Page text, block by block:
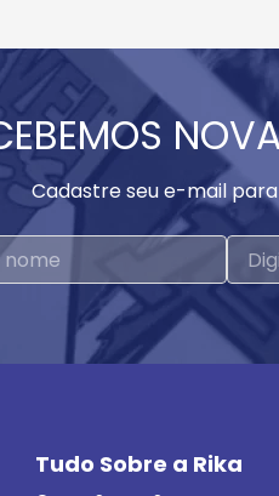
Cadastre seu e-mail
Tudo Sobre a Rika